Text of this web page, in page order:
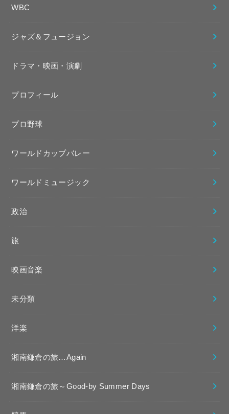
WBC
ジャズ＆フュージョン
ドラマ・映画・演劇
プロフィール
プロ野球
ワールドカップバレー
ワールドミュージック
政治
旅
映画音楽
未分類
洋楽
湘南鎌倉の旅…Again
湘南鎌倉の旅～Good-by Summer Days